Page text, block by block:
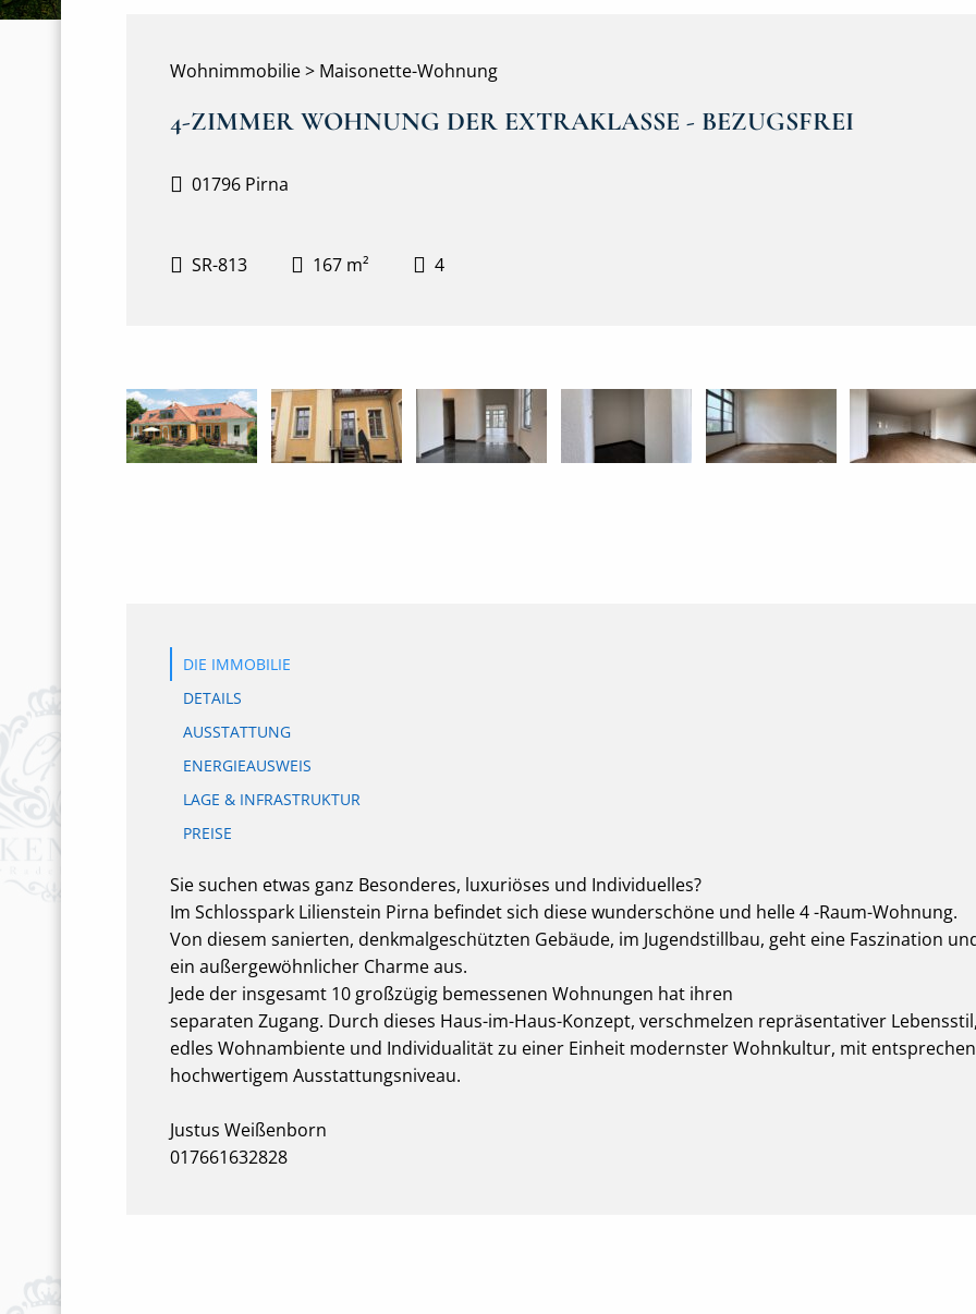
Wohnimmobilie > Maisonette-Wohnung
4-ZIMMER WOHNUNG DER EXTRAKLASSE - BEZUGSFREI
01796 Pirna
SR-813 167 m² 4
DIE IMMOBILIE
DETAILS
AUSSTATTUNG
ENERGIEAUSWEIS
LAGE & INFRASTRUKTUR
PREISE
Sie suchen etwas ganz Besonderes, luxuriöses und Individuelles?
Im Schlosspark Lilienstein Pirna befindet sich diese wunderschöne und helle 4 -Raum-Wohnung.
Von diesem sanierten, denkmalgeschützten Gebäude, im Jugendstillbau, geht eine Faszination
ein außergewöhnlicher Charme aus.
Jede der insgesamt 10 großzügig bemessenen Wohnungen hat ihren
separaten Zugang. Durch dieses Haus-im-Haus-Konzept, verschmelzen repräsentativer
edles Wohnambiente und Individualität zu einer Einheit modernster Wohnkultur, mit
hochwertigem Ausstattungsniveau.
Justus Weißenborn
017661632828